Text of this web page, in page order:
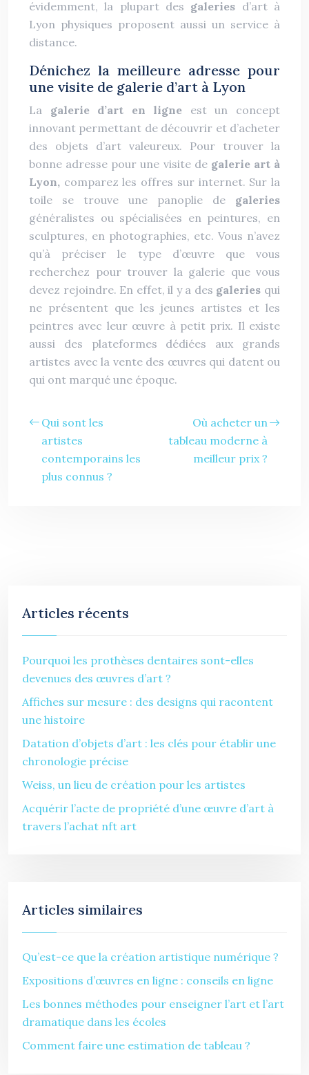
évidemment, la plupart des galeries d’art à
Lyon physiques proposent aussi un service à
distance.
Dénichez la meilleure adresse pour
une visite de galerie d’art à Lyon
La galerie d’art en ligne est un concept
innovant permettant de découvrir et d’acheter
des objets d’art valeureux. Pour trouver la
bonne adresse pour une visite de galerie art à
Lyon, comparez les offres sur internet. Sur la
toile se trouve une panoplie de galeries
généralistes ou spécialisées en peintures, en
sculptures, en photographies, etc. Vous n’avez
qu’à préciser le type d’œuvre que vous
recherchez pour trouver la galerie que vous
devez rejoindre. En effet, il y a des galeries qui
ne présentent que les jeunes artistes et les
peintres avec leur œuvre à petit prix. Il existe
aussi des plateformes dédiées aux grands
artistes avec la vente des œuvres qui datent ou
qui ont marqué une époque.
Qui sont les
artistes
contemporains les
plus connus ?
Où acheter un
tableau moderne à
meilleur prix ?
Articles récents
Pourquoi les prothèses dentaires sont-elles
devenues des œuvres d’art ?
Affiches sur mesure : des designs qui racontent
une histoire
Datation d’objets d’art : les clés pour établir une
chronologie précise
Weiss, un lieu de création pour les artistes
Acquérir l’acte de propriété d’une œuvre d’art à
travers l’achat nft art
Articles similaires
Qu’est-ce que la création artistique numérique ?
Expositions d’œuvres en ligne : conseils en ligne
Les bonnes méthodes pour enseigner l’art et l’art
dramatique dans les écoles
Comment faire une estimation de tableau ?